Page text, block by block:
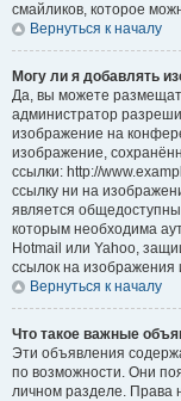
смайликов, которое
Вернуться к началу
Могу ли я добавлять
Да, вы можете
администратор
изображение на
изображение,
ссылки: http://
ссылку ни на
является
которым необходима
Hotmail или Yahoo,
ссылок на изображения
Вернуться к началу
Что такое важные
Эти объявления
по возможности. Они
личном разделе. Права